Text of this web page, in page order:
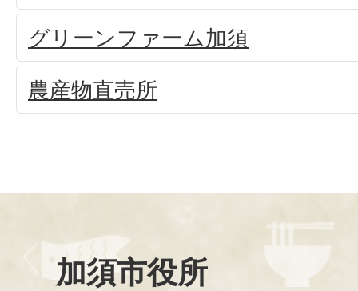
グリーンファーム加須
農産物直売所
加須市役所